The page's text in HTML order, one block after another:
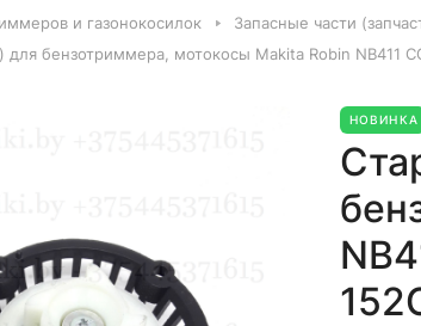
и газонокосилок
Запасные части
бензотриммера, мотокосы Makita Robin NB411
НОВИНКА